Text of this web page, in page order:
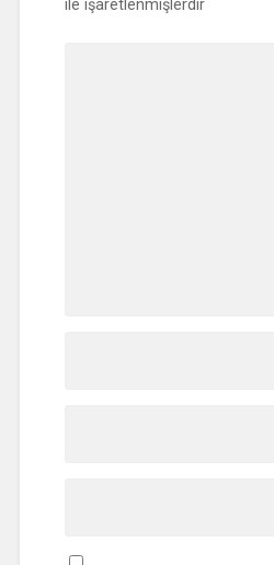
ile işaretlenmişlerdir